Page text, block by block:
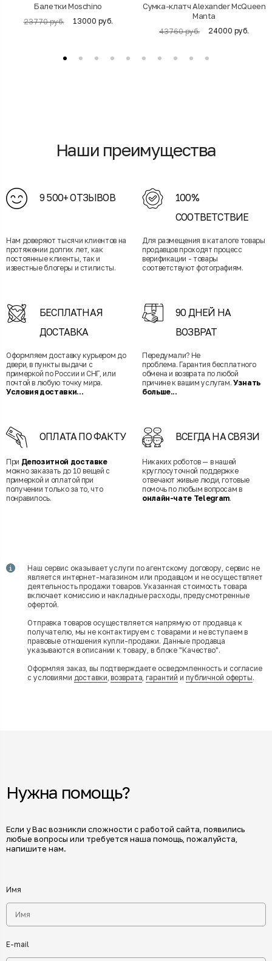
Балетки Moschino
23770 руб. 13000 руб.
Cумка-клатч Alexander McQueen
Manta
43760 руб. 24000 руб.
Наши преимущества
9 500+ ОТЗЫВОВ
Нам доверяют тысячи клиентов на
протяжении долгих лет, как
постоянные клиенты, так и
известные блогеры и стилисты.
100%
СООТВЕТСТВИЕ
Для размещения в каталоге товары
продавцов проходят процесс
верификации - товары
соответствуют фотографиям.
БЕСПЛАТНАЯ
ДОСТАВКА
Оформляем доставку курьером до
двери, в пункты выдачи с
примеркой по России и СНГ, или
почтой в любую точку мира.
Условия доставки...
90 ДНЕЙ НА
ВОЗВРАТ
Передумали? Не
проблема. Гарантия бесплатного
обмена и возврата по любой
причине к вашим услугам. Узнать
больше...
ОПЛАТА ПО ФАКТУ
При Депозитной доставке
можно заказать до 10 вещей с
примеркой и оплатой при
получении только за то, что
понравилось.
ВСЕГДА НА СВЯЗИ
Никаких роботов — в нашей
круглосуточной поддержке
отвечают живые люди, готовые
помочь по любым вопросам в
онлайн-чате Telegram.
Наш сервис оказывает услуги по агентскому договору, сервис не
является интернет-магазином или продавцом и не осуществляет
деятельность продажи товаров. Указанная стоимость товара
включает комиссию и накладные расходы, предусмотренные
офертой.
Отправка товаров осуществляется напрямую от продавца к
получателю, мы не контактируем с товарами и не вступаем в
правовые отношения купли-продажи. Данные продавца
указываются в описании к товару, в блоке "Качество".
Оформляя заказ, вы подтверждаете осведомленность и согласие
с условиями доставки,возврата,гарантий и публичной оферты.
Нужна помощь?
Если у Вас возникли сложности с работой сайта, появились
любые вопросы или требуется наша помощь, пожалуйста,
напишите нам.
Имя
E-mail